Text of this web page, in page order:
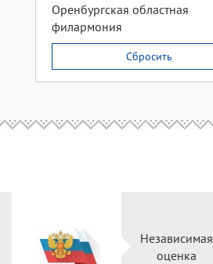
Оренбургская областная
филармония
Сбросить
Независимая
оценка